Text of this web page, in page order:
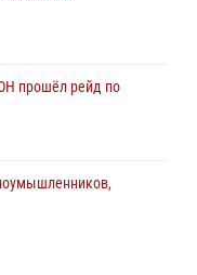
прошёл рейд по